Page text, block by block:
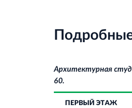
Архитектурная
60.
ПЕРВЫЙ ЭТАЖ